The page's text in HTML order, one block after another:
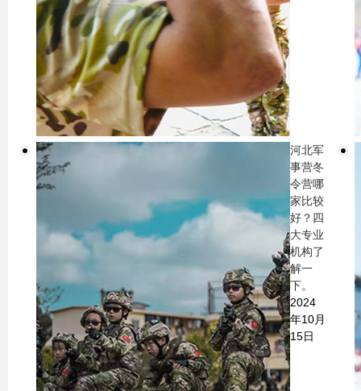
河北军
事营冬
令营哪
家比较
好？四
大专业
机构了
解一
下。
2024
年10月
15日